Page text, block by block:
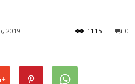
2019 0
1115